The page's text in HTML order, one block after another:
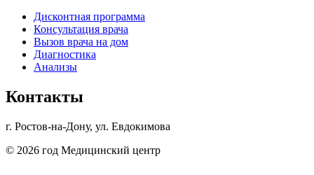
Дисконтная программа
Консультация врача
Вызов врача на дом
Диагностика
Анализы
Контакты
г. Ростов-на-Дону, ул. Евдокимова
© 2026 год Медицинский центр